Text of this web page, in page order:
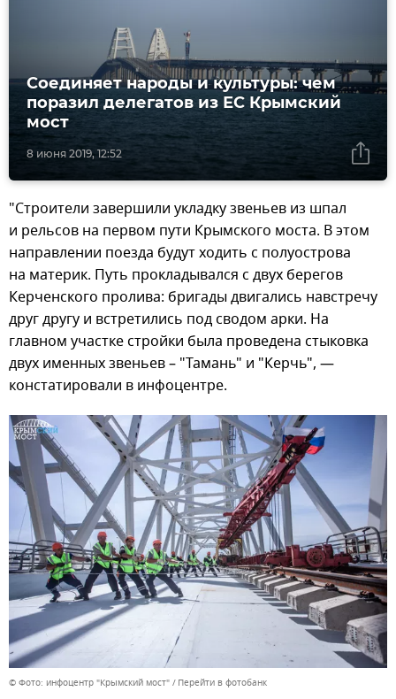
8 июня 2019, 12:52
Соединяет народы и культуры: чем
поразил делегатов из ЕС Крымский
мост
"Строители завершили укладку звеньев из шпал
и рельсов на первом пути Крымского моста. В этом
направлении поезда будут ходить с полуострова
на материк. Путь прокладывался с двух берегов
Керченского пролива: бригады двигались навстречу
друг другу и встретились под сводом арки. На
главном участке стройки была проведена стыковка
двух именных звеньев – "Тамань" и "Керчь", —
констатировали в инфоцентре.
© Фото: инфоцентр "Крымский мост" Перейти в фотобанк